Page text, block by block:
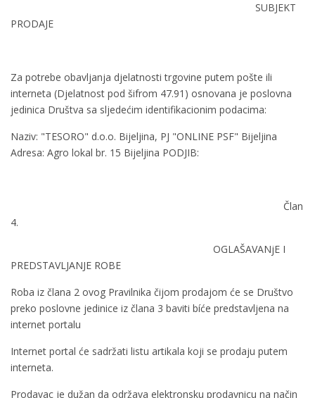
SUBJEKT
PRODAJE
Za potrebe obavljanja djelatnosti trgovine putem pošte ili
interneta (Djelatnost pod šifrom 47.91) osnovana je poslovna
jedinica Društva sa sljedećim identifikacionim podacima:
Naziv: "TESORO" d.o.o. Bijeljina, PJ "ONLINE PSF" Bijeljina
Adresa: Agro lokal br. 15 Bijeljina PODJIB:
Član
4.
OGLAŠAVANjE I
PREDSTAVLJANJE ROBE
Roba iz člana 2 ovog Pravilnika čijom prodajom će se Društvo
preko poslovne jedinice iz člana 3 baviti bíće predstavljena na
internet portalu
Internet portal će sadržati listu artikala koji se prodaju putem
interneta.
Prodavac je dužan da održava elektronsku prodavnicu na način